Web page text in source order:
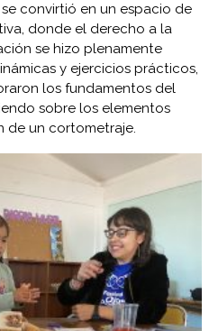
convirtió en un espacio de
donde el derecho a la
se hizo plenamente
y ejercicios prácticos,
los fundamentos del
sobre los elementos
de un cortometraje.